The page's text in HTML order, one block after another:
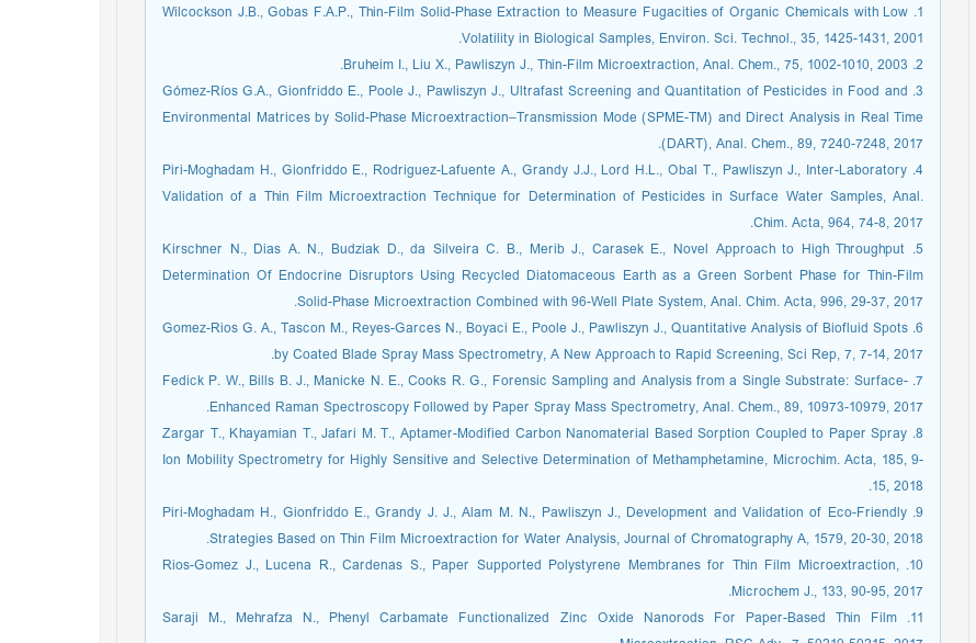
1. Wilcockson J.B., Gobas F.A.P., Thin-Film Solid-Phase Extraction to Measure Fugacities of Organic Chemicals with Low
Volatility in Biological Samples, Environ. Sci. Technol., 35, 1425-1431, 2001.
2. Bruheim I., Liu X., Pawliszyn J., Thin-Film Microextraction, Anal. Chem., 75, 1002-1010, 2003.
3. Gómez-Ríos G.A., Gionfriddo E., Poole J., Pawliszyn J., Ultrafast Screening and Quantitation of Pesticides in Food and
Environmental Matrices by Solid-Phase Microextraction–Transmission Mode (SPME-TM) and Direct Analysis in Real Time
(DART), Anal. Chem., 89, 7240-7248, 2017.
4. Piri-Moghadam H., Gionfriddo E., Rodriguez-Lafuente A., Grandy J.J., Lord H.L., Obal T., Pawliszyn J., Inter-Laboratory
Validation of a Thin Film Microextraction Technique for Determination of Pesticides in Surface Water Samples, Anal.
Chim. Acta, 964, 74-8, 2017.
5. Kirschner N., Dias A. N., Budziak D., da Silveira C. B., Merib J., Carasek E., Novel Approach to High Throughput
Determination Of Endocrine Disruptors Using Recycled Diatomaceous Earth as a Green Sorbent Phase for Thin-Film
Solid-Phase Microextraction Combined with 96-Well Plate System, Anal. Chim. Acta, 996, 29-37, 2017.
6. Gomez-Rios G. A., Tascon M., Reyes-Garces N., Boyaci E., Poole J., Pawliszyn J., Quantitative Analysis of Biofluid Spots
by Coated Blade Spray Mass Spectrometry, A New Approach to Rapid Screening, Sci Rep, 7, 7-14, 2017.
7. Fedick P. W., Bills B. J., Manicke N. E., Cooks R. G., Forensic Sampling and Analysis from a Single Substrate: Surface-
Enhanced Raman Spectroscopy Followed by Paper Spray Mass Spectrometry, Anal. Chem., 89, 10973-10979, 2017.
8. Zargar T., Khayamian T., Jafari M. T., Aptamer-Modified Carbon Nanomaterial Based Sorption Coupled to Paper Spray
Ion Mobility Spectrometry for Highly Sensitive and Selective Determination of Methamphetamine, Microchim. Acta, 185, 9-
15, 2018.
9. Piri-Moghadam H., Gionfriddo E., Grandy J. J., Alam M. N., Pawliszyn J., Development and Validation of Eco-Friendly
Strategies Based on Thin Film Microextraction for Water Analysis, Journal of Chromatography A, 1579, 20-30, 2018.
10. Rios-Gomez J., Lucena R., Cardenas S., Paper Supported Polystyrene Membranes for Thin Film Microextraction,
Microchem J., 133, 90-95, 2017.
11. Saraji M., Mehrafza N., Phenyl Carbamate Functionalized Zinc Oxide Nanorods For Paper-Based Thin Film